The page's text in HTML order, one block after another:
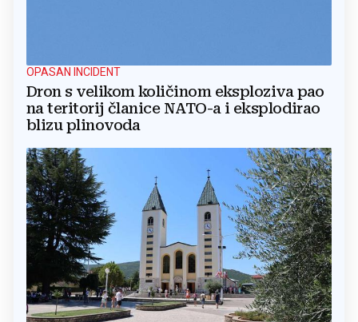
OPASAN INCIDENT
Dron s velikom količinom eksploziva pao
na teritorij članice NATO-a i eksplodirao
blizu plinovoda